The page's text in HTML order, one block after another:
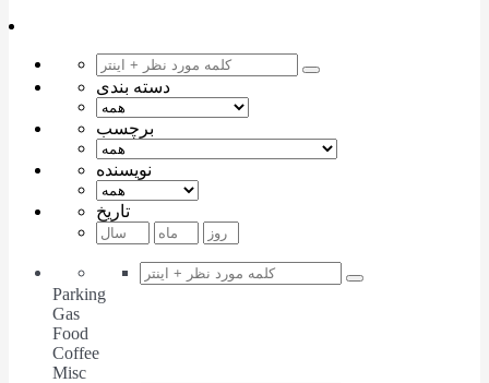
دسته بندی
برچسب
نویسنده
تاریخ
Parking
Gas
Food
Coffee
Misc